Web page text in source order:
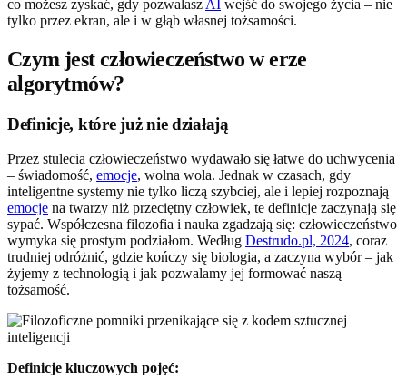
co możesz zyskać, gdy pozwalasz AI wejść do swojego życia – nie
tylko przez ekran, ale i w głąb własnej tożsamości.
Czym jest człowieczeństwo w erze
algorytmów?
Definicje, które już nie działają
Przez stulecia człowieczeństwo wydawało się łatwe do uchwycenia
– świadomość, emocje, wolna wola. Jednak w czasach, gdy
inteligentne systemy nie tylko liczą szybciej, ale i lepiej rozpoznają
emocje na twarzy niż przeciętny człowiek, te definicje zaczynają się
sypać. Współczesna filozofia i nauka zgadzają się: człowieczeństwo
wymyka się prostym podziałom. Według Destrudo.pl, 2024, coraz
trudniej odróżnić, gdzie kończy się biologia, a zaczyna wybór – jak
żyjemy z technologią i jak pozwalamy jej formować naszą
tożsamość.
Definicje kluczowych pojęć: